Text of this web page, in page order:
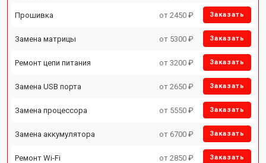
Прошивка от 2450 ₽ Заказать
Замена матрицы от 5300 ₽ Заказать
Ремонт цепи питания от 3200 ₽ Заказать
Замена USB порта от 2650 ₽ Заказать
Замена процессора от 5550 ₽ Заказать
Замена аккумулятора от 6700 ₽ Заказать
Ремонт Wi-Fi от 2850 ₽ Заказать